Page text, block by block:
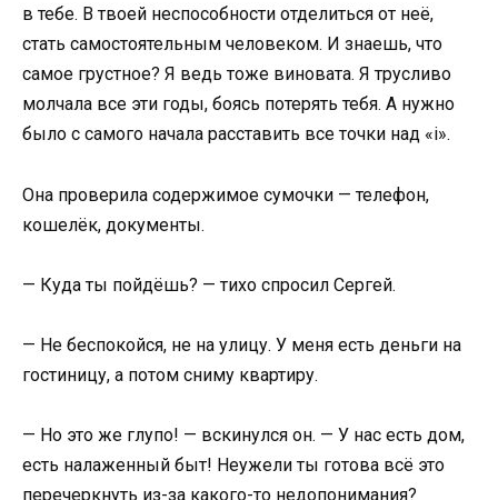
в тебе. В твоей неспособности отделиться от неё,
стать самостоятельным человеком. И знаешь, что
самое грустное? Я ведь тоже виновата. Я трусливо
молчала все эти годы, боясь потерять тебя. А нужно
было с самого начала расставить все точки над «i».
Она проверила содержимое сумочки — телефон,
кошелёк, документы.
— Куда ты пойдёшь? — тихо спросил Сергей.
— Не беспокойся, не на улицу. У меня есть деньги на
гостиницу, а потом сниму квартиру.
— Но это же глупо! — вскинулся он. — У нас есть дом,
есть налаженный быт! Неужели ты готова всё это
перечеркнуть из-за какого-то недопонимания?